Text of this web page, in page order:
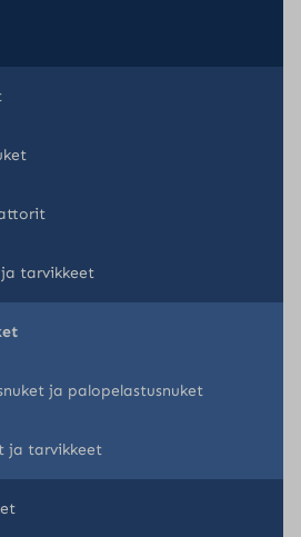
ja tarvikkeet
ja palopelastusnuket
ja tarvikkeet